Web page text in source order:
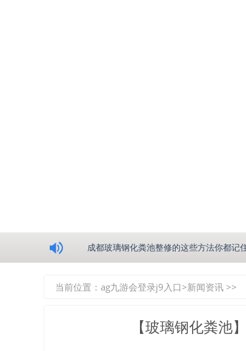
成都玻璃钢化粪池整修的这些方法你都记
四川玻璃钢化粪池逐渐取代传统玻璃钢化
当前位置： ag九游会登录j9入口>新闻资讯 >>
【玻璃钢化粪池